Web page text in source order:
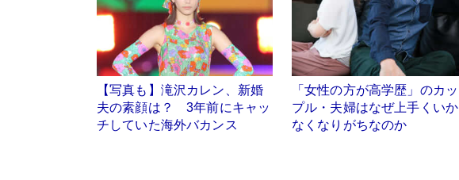
【写真も】滝沢カレン、新婚
夫の素顔は？ 3年前にキャッ
チしていた海外バカンス
「女性の方が高学歴」のカッ
プル・夫婦はなぜ上手くいか
なくなりがちなのか